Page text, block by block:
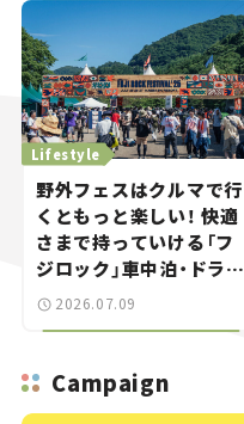
推し駅ガイド】vol.15
Lifestyle
野外フェスはクルマで行
くともっと楽しい！ 快適
さまで持っていける「フ
ジロック」車中泊・ドライ
ブガイド。
2026.07.09
Campaign